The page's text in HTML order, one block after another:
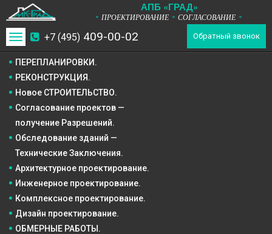
АПБ «ГРАД»
* ПРОЕКТИРОВАНИЕ * СОГЛАСОВАНИЕ *
+7 (495) 409-00-02 Обратный звонок
Toggle
navigation
ПЕРЕПЛАНИРОВКИ.
РЕКОНСТРУКЦИЯ.
Новое СТРОИТЕЛЬСТВО.
ОБМЕРНЫЕ РАБОТЫ.
Согласование проектов —
получение Разрешений.
Обследование зданий —
Технические Заключения.
Архитектурное проектирование.
Инженерное проектирование.
Комплексное проектирование.
Дизайн проектирование.